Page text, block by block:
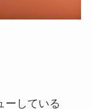
ーしている